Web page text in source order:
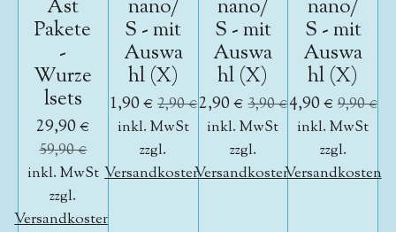
Ast
Pakete
-
Wurze
lsets
29,90 €
59,90 €
inkl. MwSt
zzgl.
Versandkosten
nano/
S - mit
Auswa
hl (X)
1,90 € 2,90 €
inkl. MwSt
zzgl.
Versandkosten
nano/
S - mit
Auswa
hl (X)
2,90 € 3,90 €
inkl. MwSt
zzgl.
Versandkosten
nano/
S - mit
Auswa
hl (X)
4,90 €9,90 €
inkl. MwSt
zzgl.
Versandkosten